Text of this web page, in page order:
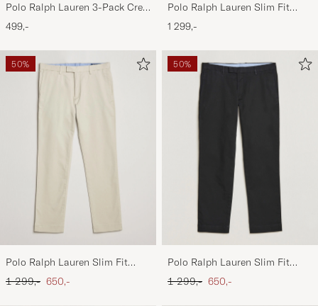
Polo Ralph Lauren 3-Pack Crew
Neck T-Shirt
White/Black/Andover Heather
499,-
Polo Ralph Lauren Slim Fit
Stretch Chinos Aviator Navy
1 299,-
50%
Polo Ralph Lauren Slim Fit
Stretch Chinos Beige
Ordinary pris
1 299,- Nedsat pris
650,-
50%
Polo Ralph Lauren Slim Fit
Stretch Chinos Black
Ordinary pris
1 299,- Nedsat pris
650,-